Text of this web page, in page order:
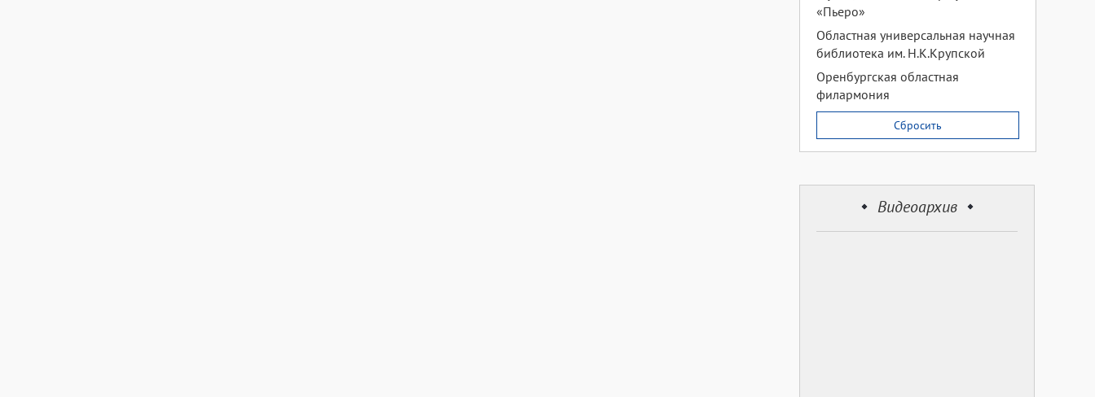
«Пьеро»
Областная универсальная научная
библиотека им. Н.К.Крупской
Оренбургская областная
филармония
Сбросить
Видеоархив